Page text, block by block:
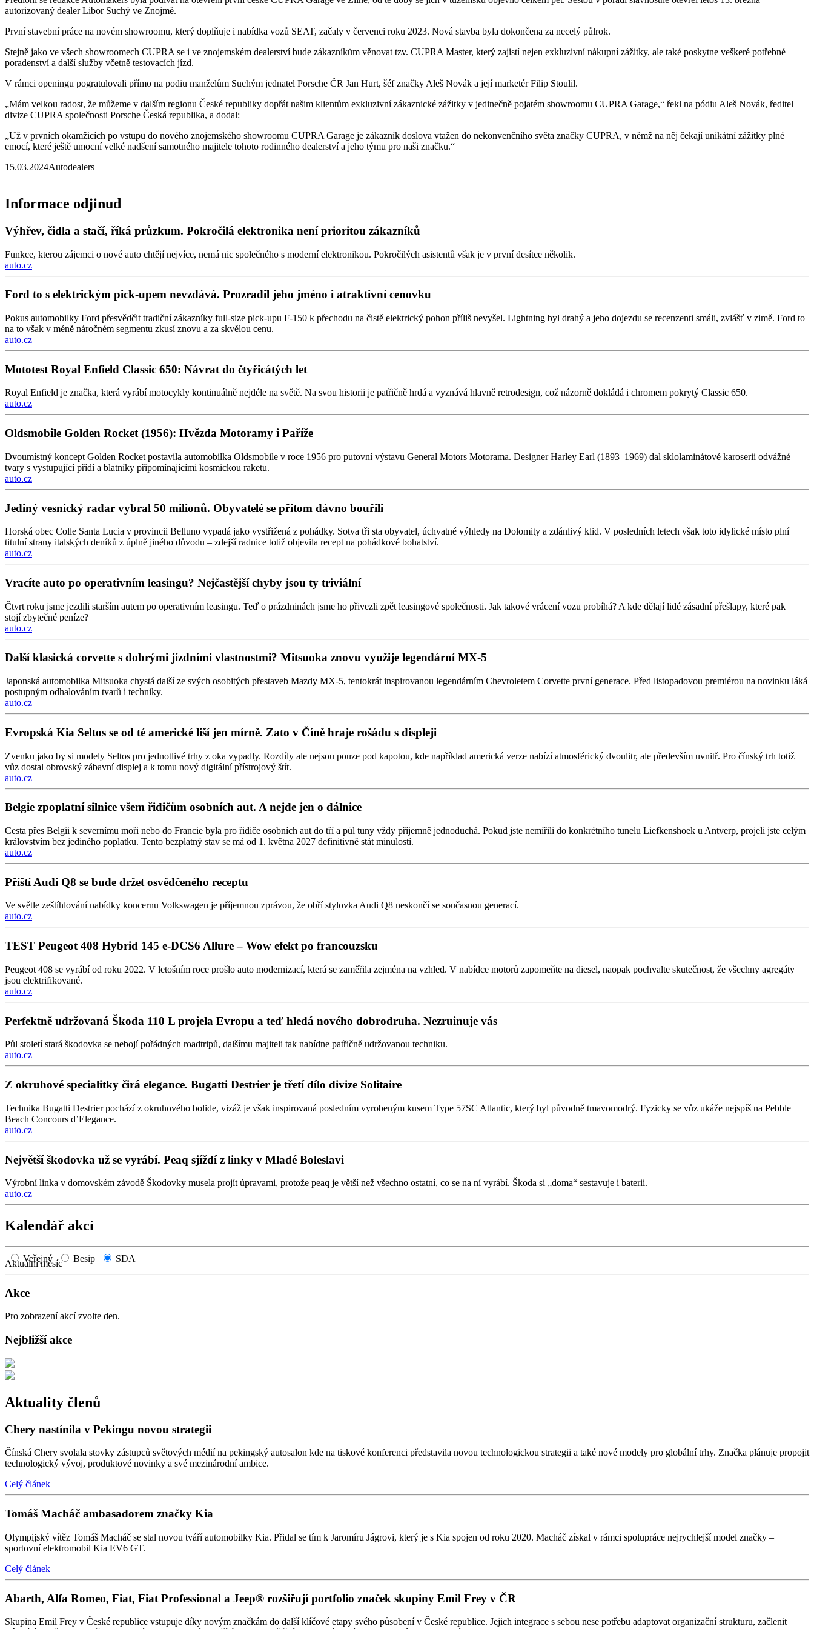
autorizovaný dealer Libor Suchý ve Znojmě.
První stavební práce na novém showroomu, který doplňuje i nabídka vozů SEAT, začaly v červenci roku 2023. Nová stavba byla dokončena za necelý půlrok.
Stejně jako ve všech showroomech CUPRA se i ve znojemském dealerství bude zákazníkům věnovat tzv. CUPRA Master, který zajistí nejen exkluzivní nákupní zážitky, ale také poskytne veškeré potřebné
poradenství a další služby včetně testovacích jízd.
V rámci openingu pogratulovali přímo na podiu manželům Suchým jednatel Porsche ČR Jan Hurt, šéf značky Aleš Novák a její marketér Filip Stoulil.
„Mám velkou radost, že můžeme v dalším regionu České republiky dopřát našim klientům exkluzivní zákaznické zážitky v jedinečně pojatém showroomu CUPRA Garage,“ řekl na pódiu Aleš Novák, ředitel
divize CUPRA společnosti Porsche Česká republika, a dodal:
„Už v prvních okamžicích po vstupu do nového znojemského showroomu CUPRA Garage je zákazník doslova vtažen do nekonvenčního světa značky CUPRA, v němž na něj čekají unikátní zážitky plné
emocí, které ještě umocní velké nadšení samotného majitele tohoto rodinného dealerství a jeho týmu pro naši značku.“
15.03.2024Autodealers
Informace odjinud
Výhřev, čidla a stačí, říká průzkum. Pokročilá elektronika není prioritou zákazníků
Funkce, kterou zájemci o nové auto chtějí nejvíce, nemá nic společného s moderní elektronikou. Pokročilých asistentů však je v první desítce několik.
auto.cz
Ford to s elektrickým pick-upem nevzdává. Prozradil jeho jméno i atraktivní cenovku
Pokus automobilky Ford přesvědčit tradiční zákazníky full-size pick-upu F-150 k přechodu na čistě elektrický pohon příliš nevyšel. Lightning byl drahý a jeho dojezdu se recenzenti smáli, zvlášť v zimě. Ford to
na to však v méně náročném segmentu zkusí znovu a za skvělou cenu.
auto.cz
Mototest Royal Enfield Classic 650: Návrat do čtyřicátých let
Royal Enfield je značka, která vyrábí motocykly kontinuálně nejdéle na světě. Na svou historii je patřičně hrdá a vyznává hlavně retrodesign, což názorně dokládá i chromem pokrytý Classic 650.
auto.cz
Oldsmobile Golden Rocket (1956): Hvězda Motoramy i Paříže
Dvoumístný koncept Golden Rocket postavila automobilka Oldsmobile v roce 1956 pro putovní výstavu General Motors Motorama. Designer Harley Earl (1893–1969) dal sklolaminátové karoserii odvážné
tvary s vystupující přídí a blatníky připomínajícími kosmickou raketu.
auto.cz
Jediný vesnický radar vybral 50 milionů. Obyvatelé se přitom dávno bouřili
Horská obec Colle Santa Lucia v provincii Belluno vypadá jako vystřižená z pohádky. Sotva tři sta obyvatel, úchvatné výhledy na Dolomity a zdánlivý klid. V posledních letech však toto idylické místo plní
titulní strany italských deníků z úplně jiného důvodu – zdejší radnice totiž objevila recept na pohádkové bohatství.
auto.cz
Vracíte auto po operativním leasingu? Nejčastější chyby jsou ty triviální
Čtvrt roku jsme jezdili starším autem po operativním leasingu. Teď o prázdninách jsme ho přivezli zpět leasingové společnosti. Jak takové vrácení vozu probíhá? A kde dělají lidé zásadní přešlapy, které pak
stojí zbytečné peníze?
auto.cz
Další klasická corvette s dobrými jízdními vlastnostmi? Mitsuoka znovu využije legendární MX-5
Japonská automobilka Mitsuoka chystá další ze svých osobitých přestaveb Mazdy MX-5, tentokrát inspirovanou legendárním Chevroletem Corvette první generace. Před listopadovou premiérou na novinku láká
postupným odhalováním tvarů i techniky.
auto.cz
Evropská Kia Seltos se od té americké liší jen mírně. Zato v Číně hraje rošádu s displeji
Zvenku jako by si modely Seltos pro jednotlivé trhy z oka vypadly. Rozdíly ale nejsou pouze pod kapotou, kde například americká verze nabízí atmosférický dvoulitr, ale především uvnitř. Pro čínský trh totiž
vůz dostal obrovský zábavní displej a k tomu nový digitální přístrojový štít.
auto.cz
Belgie zpoplatní silnice všem řidičům osobních aut. A nejde jen o dálnice
Cesta přes Belgii k severnímu moři nebo do Francie byla pro řidiče osobních aut do tří a půl tuny vždy příjemně jednoduchá. Pokud jste nemířili do konkrétního tunelu Liefkenshoek u Antverp, projeli jste celým
královstvím bez jediného poplatku. Tento bezplatný stav se má od 1. května 2027 definitivně stát minulostí.
auto.cz
Příští Audi Q8 se bude držet osvědčeného receptu
Ve světle zeštíhlování nabídky koncernu Volkswagen je příjemnou zprávou, že obří stylovka Audi Q8 neskončí se současnou generací.
auto.cz
TEST Peugeot 408 Hybrid 145 e-DCS6 Allure – Wow efekt po francouzsku
Peugeot 408 se vyrábí od roku 2022. V letošním roce prošlo auto modernizací, která se zaměřila zejména na vzhled. V nabídce motorů zapomeňte na diesel, naopak pochvalte skutečnost, že všechny agregáty
jsou elektrifikované.
auto.cz
Perfektně udržovaná Škoda 110 L projela Evropu a teď hledá nového dobrodruha. Nezruinuje vás
Půl století stará škodovka se nebojí pořádných roadtripů, dalšímu majiteli tak nabídne patřičně udržovanou techniku.
auto.cz
Z okruhové specialitky čirá elegance. Bugatti Destrier je třetí dílo divize Solitaire
Technika Bugatti Destrier pochází z okruhového bolide, vizáž je však inspirovaná posledním vyrobeným kusem Type 57SC Atlantic, který byl původně tmavomodrý. Fyzicky se vůz ukáže nejspíš na Pebble
Beach Concours d’Elegance.
auto.cz
Největší škodovka už se vyrábí. Peaq sjíždí z linky v Mladé Boleslavi
Výrobní linka v domovském závodě Škodovky musela projít úpravami, protože peaq je větší než všechno ostatní, co se na ní vyrábí. Škoda si „doma“ sestavuje i baterii.
auto.cz
Kalendář akcí
Veřejný Besip SDA
Aktuální měsíc
Akce
Pro zobrazení akcí zvolte den.
Nejbližší akce
Aktuality členů
Chery nastínila v Pekingu novou strategii
Čínská Chery svolala stovky zástupců světových médií na pekingský autosalon kde na tiskové konferenci představila novou technologickou strategii a také nové modely pro globální trhy. Značka plánuje propojit
technologický vývoj, produktové novinky a své mezinárodní ambice.
Celý článek
Tomáš Macháč ambasadorem značky Kia
Olympijský vítěz Tomáš Macháč se stal novou tváří automobilky Kia. Přidal se tím k Jaromíru Jágrovi, který je s Kia spojen od roku 2020. Macháč získal v rámci spolupráce nejrychlejší model značky –
sportovní elektromobil Kia EV6 GT.
Celý článek
Abarth, Alfa Romeo, Fiat, Fiat Professional a Jeep® rozšiřují portfolio značek skupiny Emil Frey v ČR
Skupina Emil Frey v České republice vstupuje díky novým značkám do další klíčové etapy svého působení v České republice. Jejich integrace s sebou nese potřebu adaptovat organizační strukturu, začlenit